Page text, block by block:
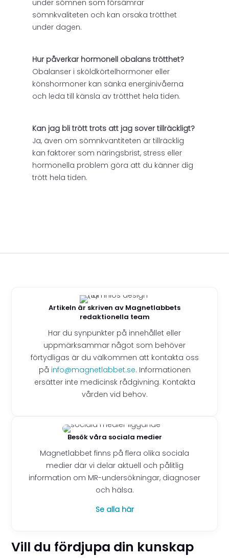
under sömnen som försämrar
sömnkvaliteten och kan orsaka trötthet
under dagen.
Hur påverkar hormonell obalans trötthet?
Obalanser i sköldkörtelhormoner eller
könshormoner kan sänka energinivåerna
och leda till känsla av trötthet hela tiden.
Kan jag bli trött trots att jag sover tillräckligt?
Ja, även om sömnkvantiteten är tillräcklig
kan faktorer som näringsbrist, stress eller
hormonella problem göra att du känner dig
trött hela tiden.
Artikeln är skriven av Magnetlabbets
redaktionella team
Har du synpunkter på innehållet eller
uppmärksammar något som behöver
förtydligas är du välkommen att kontakta oss
på info@magnetlabbet.se. Informationen
ersätter inte medicinsk rådgivning. Kontakta
vården vid behov.
Besök våra sociala medier
Magnetlabbet finns på flera olika sociala
medier där vi delar aktuell och pålitlig
information om MR-undersökningar, diagnoser
och hälsa.
Se alla här
Vill du fördjupa din kunskap